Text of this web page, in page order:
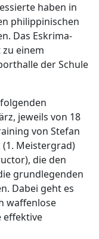
haben in
philippinischen
Das Eskrima-
einem
der Schule
jeweils von 18
von Stefan
(1. Meistergrad)
die den
grundlegenden
Dabei geht es
waffenlose
effektive